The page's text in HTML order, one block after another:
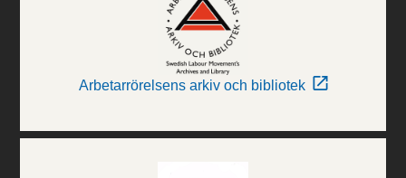
Arbetarrörelsens arkiv och bibliotek